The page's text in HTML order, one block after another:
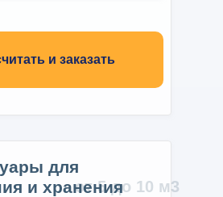
и заказать
для
и храненияот 5 до 10 м3